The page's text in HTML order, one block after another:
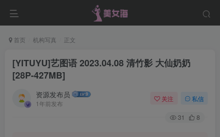
首页 机构写真 正文
[YITUYU]艺图语 2023.04.08 清竹影 大仙奶奶
[28P-427MB]
资源发布员
1年前发布
关注 私信
31 8